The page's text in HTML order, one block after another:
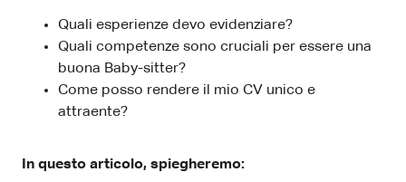
Quali esperienze devo evidenziare?
Quali competenze sono cruciali per essere una
buona Baby-sitter?
Come posso rendere il mio CV unico e
attraente?
In questo articolo, spiegheremo: